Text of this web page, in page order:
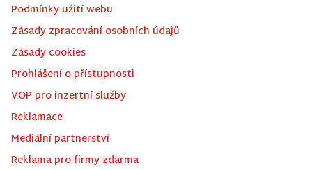
Podmínky užití webu
Zásady zpracování osobních údajů
Zásady cookies
Prohlášení o přístupnosti
VOP pro inzertní služby
Reklamace
Mediální partnerství
Reklama pro firmy zdarma